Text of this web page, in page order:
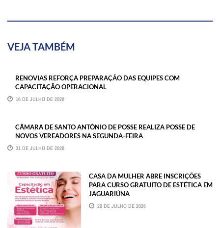
VEJA TAMBÉM
RENOVIAS REFORÇA PREPARAÇÃO DAS EQUIPES COM
CAPACITAÇÃO OPERACIONAL
16 DE JULHO DE 2026
CÂMARA DE SANTO ANTÔNIO DE POSSE REALIZA POSSE DE
NOVOS VEREADORES NA SEGUNDA-FEIRA
31 DE JULHO DE 2026
CASA DA MULHER ABRE INSCRIÇÕES
PARA CURSO GRATUITO DE ESTÉTICA EM
JAGUARIÚNA
29 DE JULHO DE 2026